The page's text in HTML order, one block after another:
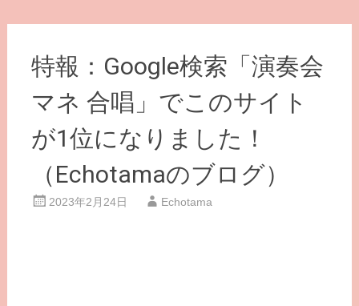
特報：Google検索「演奏会
マネ 合唱」でこのサイト
が1位になりました！
（Echotamaのブログ）
2023年2月24日 Echotama